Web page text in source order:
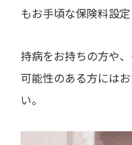
もお手頃な保険料設定
持病をお持ちの方や
可能性のある方には
い。